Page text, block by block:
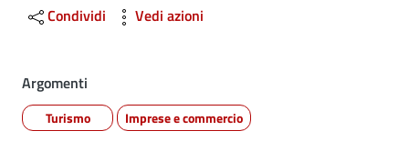
Condividi Vedi azioni
Argomenti
Turismo Imprese e commercio